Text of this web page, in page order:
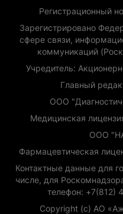
Регистрационный
Зарегистрировано
сфере связи,
коммуникаций
Учредитель:
Главный
ООО
Медицинская
ООО
Фармацевтическая
Контактные данные для
числе, для
телефон: +7(812)
Copyright (с) АО